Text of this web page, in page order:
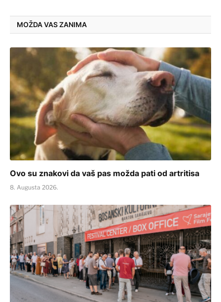
MOŽDA VAS ZANIMA
Ovo su znakovi da vaš pas možda pati od artritisa
8. Augusta 2026.